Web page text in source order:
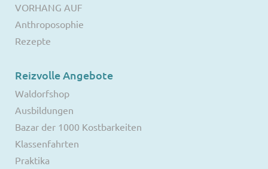
VORHANG AUF
Anthroposophie
Rezepte
Reizvolle Angebote
Waldorfshop
Ausbildungen
Bazar der 1000 Kostbarkeiten
Klassenfahrten
Praktika